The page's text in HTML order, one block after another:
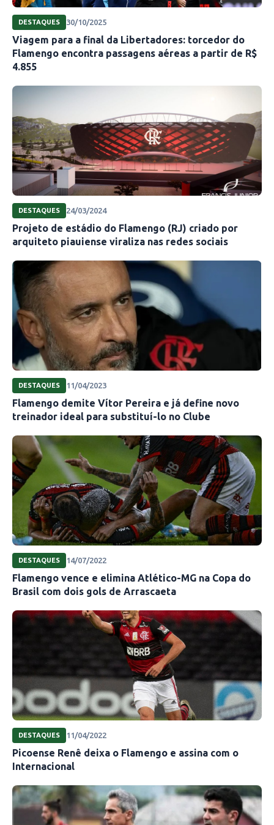
parando nos 20 pontos. E o Flamengo apenas
administrou a vantagem boa para festejar a
sétima vitória no Brasileirão.
DESTAQUES 30/10/2025
Viagem para a final da Libertadores: torcedor do
Flamengo encontra passagens aéreas a partir de R$
4.855
DESTAQUES 24/03/2024
Projeto de estádio do Flamengo (RJ) criado por
arquiteto piauiense viraliza nas redes sociais
DESTAQUES 11/04/2023
Flamengo demite Vítor Pereira e já define novo
treinador ideal para substituí-lo no Clube
DESTAQUES 14/07/2022
Flamengo vence e elimina Atlético-MG na Copa do
Brasil com dois gols de Arrascaeta
DESTAQUES 11/04/2022
Picoense Renê deixa o Flamengo e assina com o
Internacional